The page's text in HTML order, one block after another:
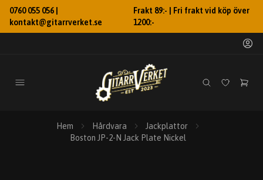
0760 055 056 |
kontakt@gitarrverket.se
Frakt 89:- | Fri frakt vid köp över
1200:-
Hem Hårdvara
Jackplattor
Boston JP-2-N Jack Plate Nickel